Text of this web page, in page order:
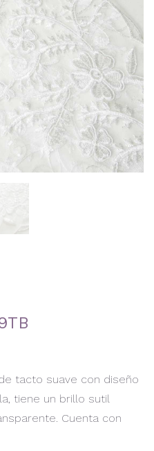
tacto suave con diseño
tiene un brillo sutil
Cuenta con